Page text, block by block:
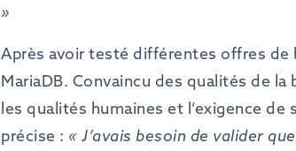
»
Après avoir testé différentes offres de
MariaDB. Convaincu des qualités de la
les qualités humaines et l’exigence
précise : « J’avais besoin de valider